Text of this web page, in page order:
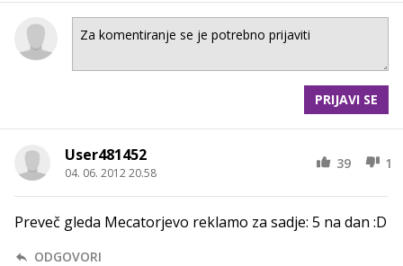
PRIJAVI SE
User481452
04. 06. 2012 20.58
39 1
Preveč gleda Mecatorjevo reklamo za sadje: 5 na dan :D
ODGOVORI